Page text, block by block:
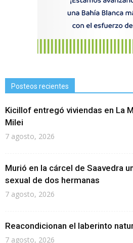
Posteos recientes
Kicillof entregó viviendas en La
Milei
7 agosto, 2026
Murió en la cárcel de Saavedra
sexual de dos hermanas
7 agosto, 2026
Reacondicionan el laberinto
7 agosto, 2026